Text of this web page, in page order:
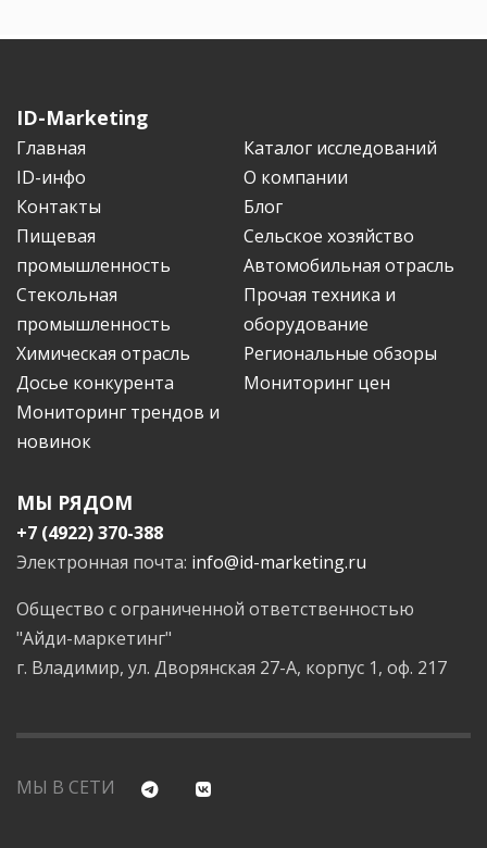
ID-Marketing
Главная
Каталог исследований
ID-инфо
О компании
Контакты
Блог
Пищевая
промышленность
Сельское хозяйство
Автомобильная отрасль
Стекольная
промышленность
Прочая техника и
оборудование
Химическая отрасль
Региональные обзоры
Досье конкурента
Мониторинг цен
Мониторинг трендов и
новинок
МЫ РЯДОМ
+7 (4922) 370-388
Электронная почта: info@id-marketing.ru
Общество с ограниченной ответственностью
"Айди-маркетинг"
г. Владимир, ул. Дворянская 27-А, корпус 1, оф. 217
МЫ В СЕТИ